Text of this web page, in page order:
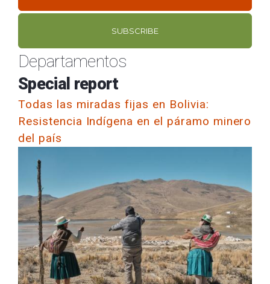
SUBSCRIBE
Departamentos
Special report
Todas las miradas fijas en Bolivia:
Resistencia Indígena en el páramo minero
del país